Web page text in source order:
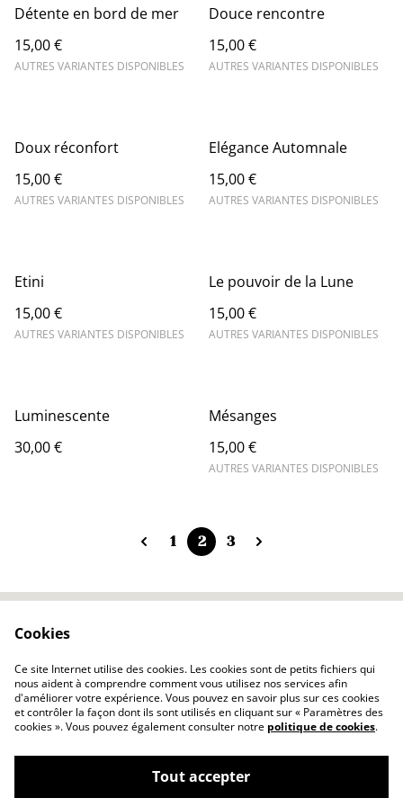
Détente en bord de mer
15,00 €
AUTRES VARIANTES DISPONIBLES
Douce rencontre
15,00 €
AUTRES VARIANTES DISPONIBLES
Doux réconfort
15,00 €
AUTRES VARIANTES DISPONIBLES
Elégance Automnale
15,00 €
AUTRES VARIANTES DISPONIBLES
Etini
15,00 €
AUTRES VARIANTES DISPONIBLES
Le pouvoir de la Lune
15,00 €
AUTRES VARIANTES DISPONIBLES
Luminescente
30,00 €
Mésanges
15,00 €
AUTRES VARIANTES DISPONIBLES
1 2 3
Politique de
confidentialité
Politique des cookies
Cookies
Ce site Internet utilise des cookies. Les cookies sont de petits fichiers qui
nous aident à comprendre comment vous utilisez nos services afin
d'améliorer votre expérience. Vous pouvez en savoir plus sur ces cookies
et contrôler la façon dont ils sont utilisés en cliquant sur « Paramètres des
cookies ». Vous pouvez également consulter notre politique de cookies.
Tout accepter